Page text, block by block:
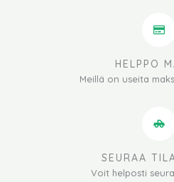
HELPPO
Meillä on useita
SEURAA
Voit helposti